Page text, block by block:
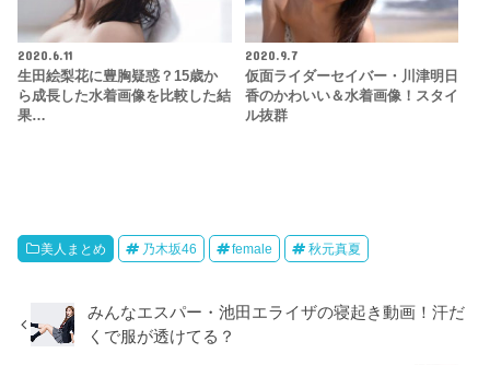
2020.6.11
生田絵梨花に豊胸疑惑？15歳か
ら成長した水着画像を比較した結
果…
2020.9.7
仮面ライダーセイバー・川津明日
香のかわいい＆水着画像！スタイ
ル抜群
美人まとめ 乃木坂46 female 秋元真夏
みんなエスパー・池田エライザの寝起き動画！汗だ
くで服が透けてる？